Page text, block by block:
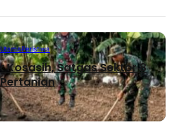
Peristiwa
Kosasih, Satgas Sektor 8